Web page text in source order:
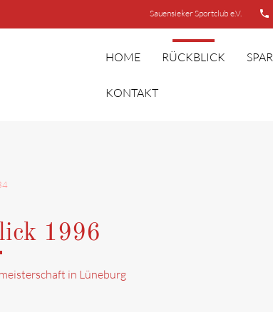
insert_phone
Sauensieker Sportclub e.V.
HOME RÜCKBLICK
KONTAKT
1996
in Lüneburg